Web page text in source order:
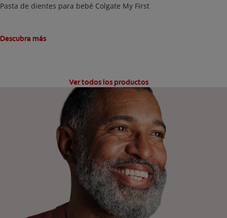
Pasta de dientes para bebé Colgate My First
Descubra más
Ver todos los productos